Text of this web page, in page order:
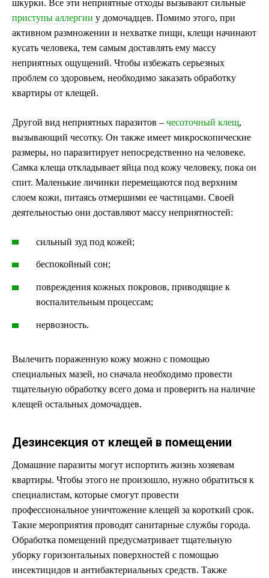
шкурки. Все эти неприятные отходы вызывают сильные
приступы аллергии у домочадцев. Помимо этого, при
активном размножении и нехватке пищи, клещи начинают
кусать человека, тем самым доставлять ему массу
неприятных ощущений. Чтобы избежать серьезных
проблем со здоровьем, необходимо заказать обработку
квартиры от клещей.
Другой вид неприятных паразитов – чесоточный клещ,
вызывающий чесотку. Он также имеет микроскопические
размеры, но паразитирует непосредственно на человеке.
Самка клеща откладывает яйца под кожу человеку, пока он
спит. Маленькие личинки перемещаются под верхним
слоем кожи, питаясь отмершими ее частицами. Своей
деятельностью они доставляют массу неприятностей:
сильный зуд под кожей;
беспокойный сон;
повреждения кожных покровов, приводящие к
воспалительным процессам;
нервозность.
Вылечить пораженную кожу можно с помощью
специальных мазей, но сначала необходимо провести
тщательную обработку всего дома и проверить на наличие
клещей остальных домочадцев.
Дезинсекция от клещей в помещении
Домашние паразиты могут испортить жизнь хозяевам
квартиры. Чтобы этого не произошло, нужно обратиться к
специалистам, которые смогут провести
профессиональное уничтожение клещей за короткий срок.
Такие мероприятия проводят санитарные службы города.
Обработка помещений предусматривает тщательную
уборку горизонтальных поверхностей с помощью
инсектицидов и антибактериальных средств. Также